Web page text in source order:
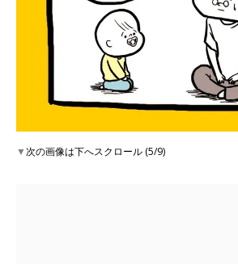
▼次の画像は下へスクロール (5/9)